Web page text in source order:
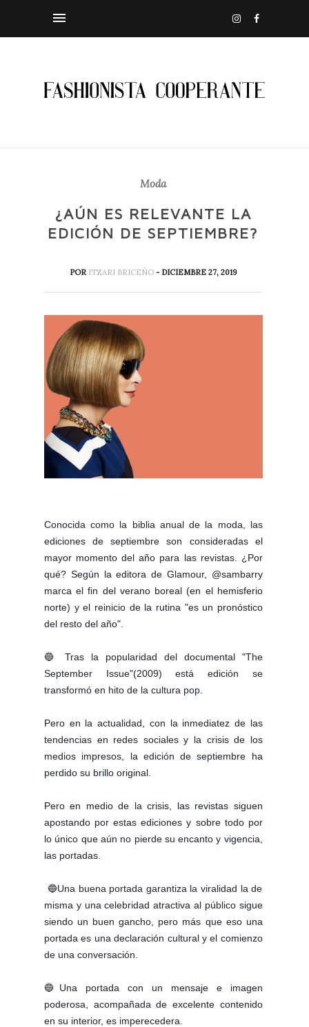
Moda
¿AÚN ES RELEVANTE LA
EDICIÓN DE SEPTIEMBRE?
POR ITZARI BRICEÑO - DICIEMBRE 27, 2019
Conocida como la biblia anual de la moda, las
ediciones de septiembre son consideradas el
mayor momento del año para las revistas. ¿Por
qué? Según la editora de Glamour, @sambarry
marca el fin del verano boreal (en el hemisferio
norte) y el reinicio de la rutina "es un pronóstico
del resto del año".
🔵 Tras la popularidad del documental "The
September Issue"(2009) está edición se
transformó en hito de la cultura pop.
Pero en la actualidad, con la inmediatez de las
tendencias en redes sociales y la crisis de los
medios impresos, la edición de septiembre ha
perdido su brillo original.
Pero en medio de la crisis, las revistas siguen
apostando por estas ediciones y sobre todo por
lo único que aún no pierde su encanto y vigencia,
las portadas.
misma y una celebridad atractiva al público sigue
siendo un buen gancho, pero más que eso una
portada es una declaración cultural y el comienzo
de una conversación.
🔵Una portada con un mensaje e imagen
poderosa, acompañada de excelente contenido
en su interior, es imperecedera.